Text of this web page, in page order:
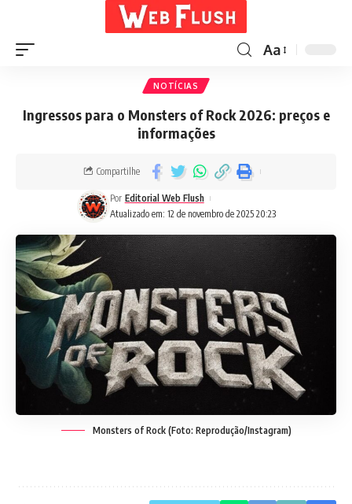
Aa
NOTÍCIAS
Ingressos para o Monsters of Rock 2026: preços e
informações
Atualizado em: 12 de novembro de 2025 20:23
Por Editorial Web Flush
Compartilhe
Monsters of Rock (Foto: Reprodução/Instagram)